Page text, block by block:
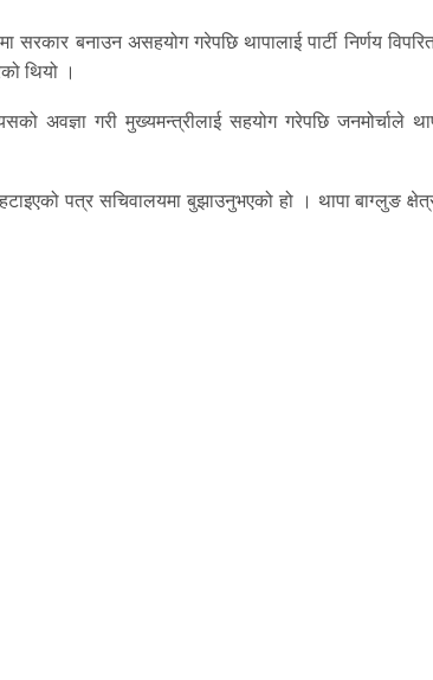
बनाउन असहयोग गरेपछि थापालाई पार्टी निर्णय
थियो ।
अवज्ञा गरी मुख्यमन्त्रीलाई सहयोग गरेपछि जनमोर्चाले
पत्र सचिवालयमा बुझाउनुभएको हो । थापा बाग्लुङ